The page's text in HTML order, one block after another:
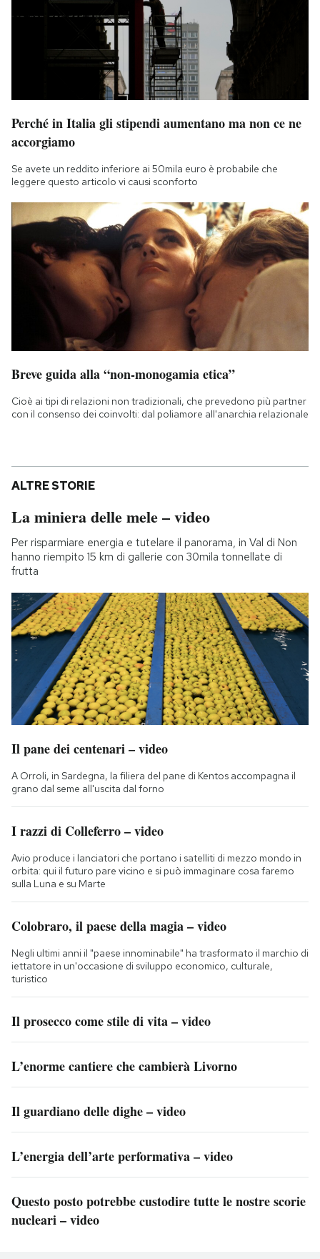
Perché in Italia gli stipendi aumentano ma non ce ne
accorgiamo
Se avete un reddito inferiore ai 50mila euro è probabile che
leggere questo articolo vi causi sconforto
Breve guida alla “non-monogamia etica”
Cioè ai tipi di relazioni non tradizionali, che prevedono più partner
con il consenso dei coinvolti: dal poliamore all'anarchia relazionale
ALTRE STORIE
La miniera delle mele – video
Per risparmiare energia e tutelare il panorama, in Val di Non
hanno riempito 15 km di gallerie con 30mila tonnellate di
frutta
Il pane dei centenari – video
A Orroli, in Sardegna, la filiera del pane di Kentos accompagna il
grano dal seme all'uscita dal forno
I razzi di Colleferro – video
Avio produce i lanciatori che portano i satelliti di mezzo mondo in
orbita: qui il futuro pare vicino e si può immaginare cosa faremo
sulla Luna e su Marte
Colobraro, il paese della magia – video
Negli ultimi anni il "paese innominabile" ha trasformato il marchio di
iettatore in un'occasione di sviluppo economico, culturale,
turistico
Il prosecco come stile di vita – video
L’enorme cantiere che cambierà Livorno
Il guardiano delle dighe – video
L’energia dell’arte performativa – video
Questo posto potrebbe custodire tutte le nostre scorie
nucleari – video